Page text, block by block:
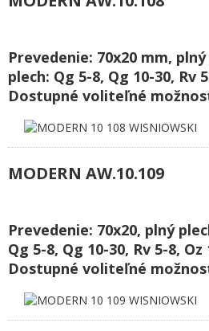
Prevedenie: 70x20 mm,
plech: Qg 5-8, Qg 10-30, Rv
Dostupné voliteľné
MODERN AW.10.109
Prevedenie: 70x20, plný
Qg 5-8, Qg 10-30, Rv 5-8, Oz
Dostupné voliteľné